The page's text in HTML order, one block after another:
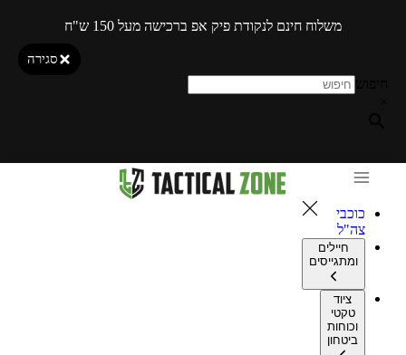
משלוח חינם לנקודת פיק אפ ברכישה מעל 150 ש"ח
סגירה
כוכבי
צה"ל
חיילים
ומתגייסים
ציוד
טקטי
וכוחות
ביטחון